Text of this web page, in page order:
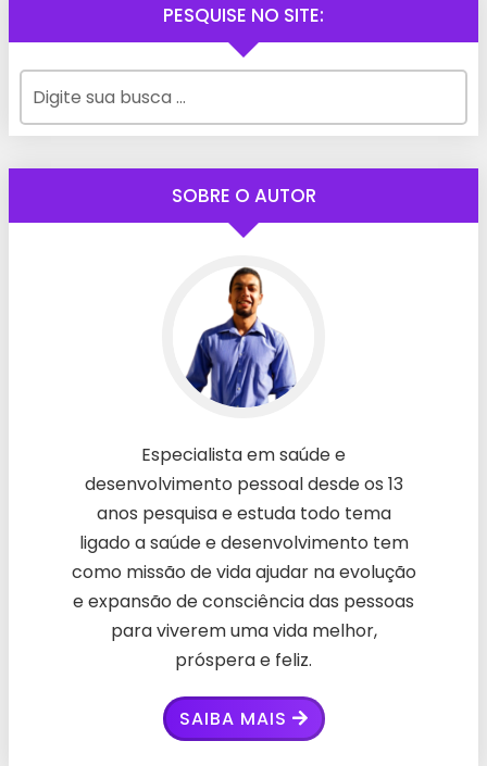
PESQUISE NO SITE:
SOBRE O AUTOR
Especialista em saúde e
desenvolvimento pessoal desde os 13
anos pesquisa e estuda todo tema
ligado a saúde e desenvolvimento tem
como missão de vida ajudar na evolução
e expansão de consciência das pessoas
para viverem uma vida melhor,
próspera e feliz.
SAIBA MAIS